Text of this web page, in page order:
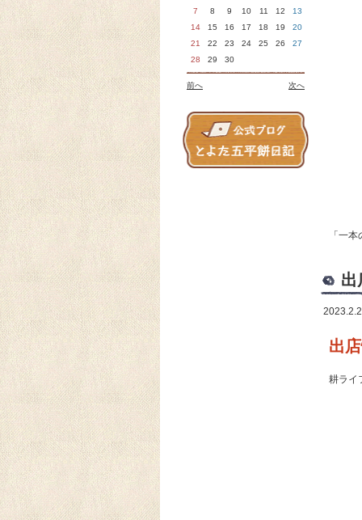
7
8 9 10 11 12
13
14
15 16 17 18 19
20
21
22 23 24 25 26
27
28
29 30
次へ
前へ
「一
出
出
耕ライ